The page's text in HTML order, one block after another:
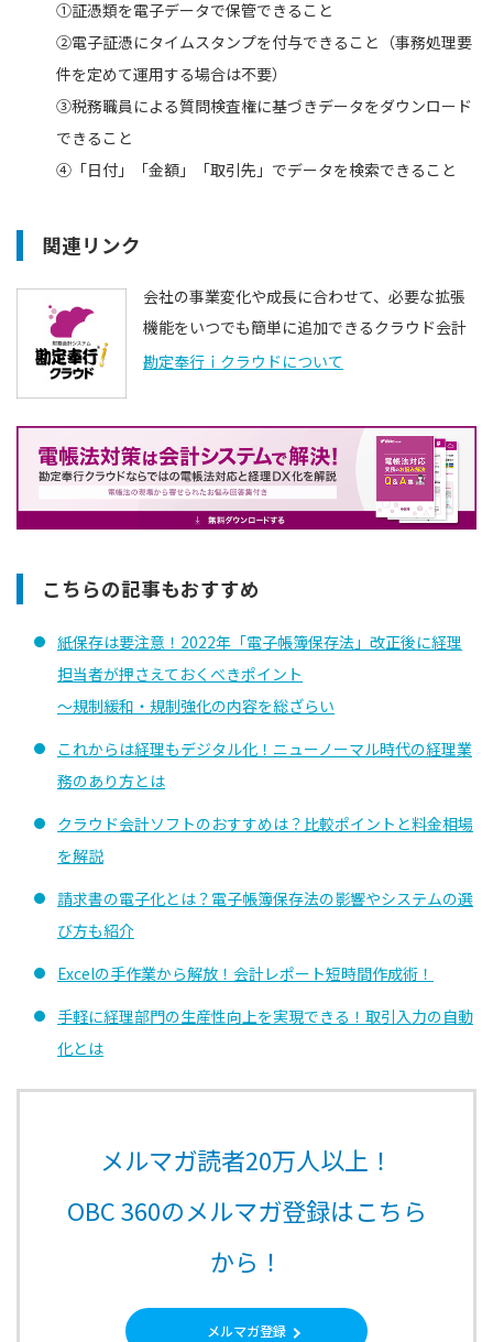
①証憑類を電子データで保管できること
②電子証憑にタイムスタンプを付与できること（事務処理要
件を定めて運用する場合は不要）
③税務職員による質問検査権に基づきデータをダウンロード
できること
④「日付」「金額」「取引先」でデータを検索できること
関連リンク
会社の事業変化や成長に合わせて、必要な拡張
機能をいつでも簡単に追加できるクラウド会計
勘定奉行ｉクラウドについて
こちらの記事もおすすめ
紙保存は要注意！2022年「電子帳簿保存法」改正後に経理
担当者が押さえておくべきポイント
〜規制緩和・規制強化の内容を総ざらい
これからは経理もデジタル化！ニューノーマル時代の経理業
務のあり方とは
クラウド会計ソフトのおすすめは？比較ポイントと料金相場
を解説
請求書の電子化とは？電子帳簿保存法の影響やシステムの選
び方も紹介
Excelの手作業から解放！会計レポート短時間作成術！
手軽に経理部門の生産性向上を実現できる！取引入力の自動
化とは
メルマガ読者20万人以上！
OBC 360のメルマガ登録はこちら
から！
メルマガ登録